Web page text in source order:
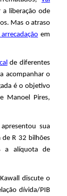
liberação ode
Mas o atraso
em
de diferentes
acompanhar o
é o objetivo
Manoel Pires,
sua
de R 32 bilhões
a alíquota de
discute o
dívida/PIB